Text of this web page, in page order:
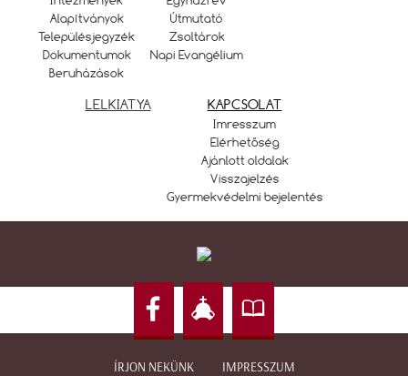
Alapítványok
Településjegyzék
Dokumentumok
Beruházások
Útmutató
Zsoltárok
Napi Evangélium
LELKIATYA KAPCSOLAT
Imresszum
Elérhetőség
Ajánlott oldalak
Visszajelzés
Gyermekvédelmi bejelentés
ÍRJON NEKÜNK IMPRESSZUM